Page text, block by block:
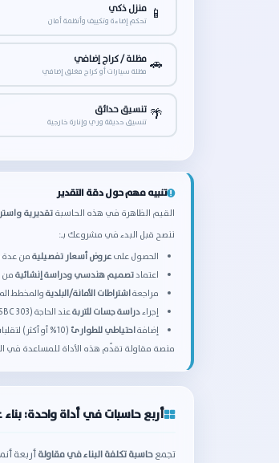
📱 منزل ذكي
تحكم إضاءة وتكييف وأنظمة أمان
🚗 مظلة / كراج إضافي
مظلة سيارات أو كراج مغلق إضافي
🌴 تنسيق حدائق
تنسيق حديقة وري وإنارة خارجية
تنبيه مهم حول دقة التقدير
القيم الظاهرة في هذه الحاسبةتقديرية
ننصح قبل البدء في مشروعك بـ:
الحصول علىعروض أسعار تفصيليةمن عدة
اعتمادتصميم هندسي ودراسة إنشائيةمن
مراجعةاشتراطات الأمانة/البلديةوالمخطط
إجراءدراسة جسات للتربةعند الحاجة (SBC 303) لتحديد نوع الأساسات الفعلي.
إضافةاحتياطي للطوارئ (10% أو أكثر) لتقلبات أسعار المواد والمتغيرات أثناء التنفيذ.
منصة مقاولة تقدّم هذه الأداة للمساعدة في
أربع حاسبات في أداة واحدة:
تجمعحاسبة تكلفة البناء في مقاولةأربعة